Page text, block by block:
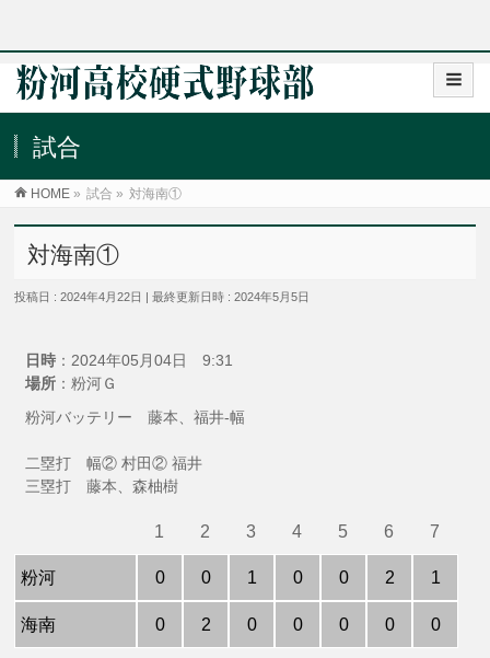
試合
HOME » 試合 » 対海南①
対海南①
投稿日 : 2024年4月22日 最終更新日時 : 2024年5月5日
日時 ：2024年05月04日 9:31
場所 ：粉河Ｇ
粉河バッテリー 藤本、福井-幅
二塁打 幅② 村田② 福井
三塁打 藤本、森柚樹
粉河
海南
1
0
0
2
0
2
3
1
0
4
0
0
5
0
0
6
2
0
7
1
0